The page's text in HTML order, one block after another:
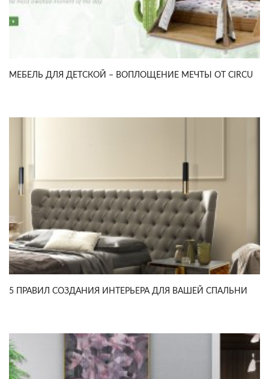
МЕБЕЛЬ ДЛЯ ДЕТСКОЙ – ВОПЛОЩЕНИЕ МЕЧТЫ ОТ CIRCU
5 ПРАВИЛ СОЗДАНИЯ ИНТЕРЬЕРА ДЛЯ ВАШЕЙ СПАЛЬНИ